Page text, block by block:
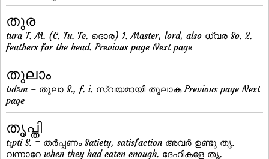
തുര
tura T. M. (C. Tu. Te. ദൊര) 1. Master, lord, also ധ്വര So. 2.
feathers for the head. Previous page Next page
തുലാം
tulām = തുലാ S., f. i. സ്വയമായി തുലാക Previous page Next
page
തൃപ്തി
tṛpti S. = തര്‍പ്പണം Satiety, satisfaction അവര്‍ ഉണ്ടു തൃ.
വന്നാറേ when they had eaten enough. ദേഹികളേ തൃ.